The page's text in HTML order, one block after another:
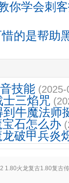
你学会刺
的是帮助
技能
三焰咒
牛魔法师
石怎么办
破甲兵炎
1.80火龙复古1.80复古